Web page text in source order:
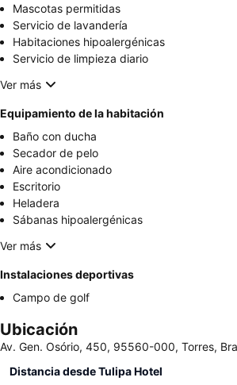
Mascotas permitidas
Servicio de lavandería
Habitaciones hipoalergénicas
Servicio de limpieza diario
Ver más
Equipamiento de la habitación
Baño con ducha
Secador de pelo
Aire acondicionado
Escritorio
Heladera
Sábanas hipoalergénicas
Ver más
Instalaciones deportivas
Campo de golf
Ubicación
Av. Gen. Osório, 450, 95560-000, Torres,
Distancia desde Tulipa Hotel